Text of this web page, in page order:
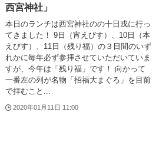
西宮神社」
本日のランチは西宮神社のの十日戎に行っ
てきました！ 9日（宵えびす）、10日（本
えびす）、11日（残り福）の３日間のいず
れかに毎年必ず参拝させていただいていま
すが、今年は「残り福」です！ 向かって
一番左の列が名物「招福大まぐろ」を目前
で拝むこと...
2020年01月11日 11:00